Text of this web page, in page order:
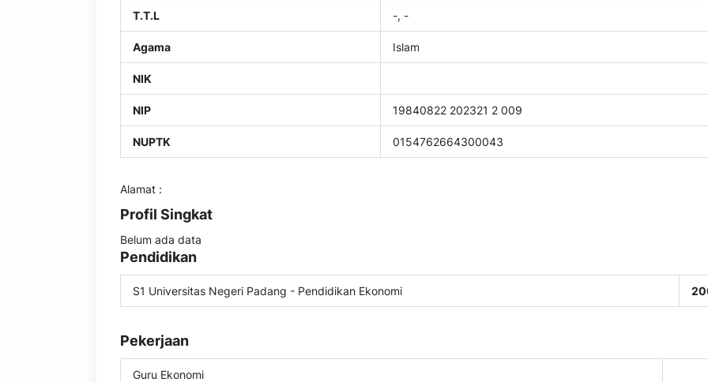
T.T.L -, -
Agama Islam
NIK
NIP 19840822 202321 2 009
NUPTK 0154762664300043
Alamat :
Profil Singkat
Belum ada data
Pendidikan
S1 Universitas Negeri Padang - Pendidikan Ekonomi
Pekerjaan
Guru Ekonomi